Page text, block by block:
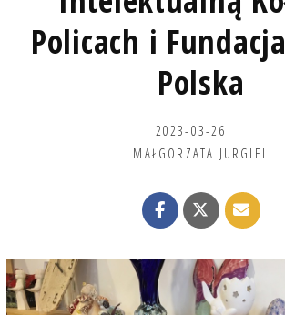
Policach i
Polska
2023-03-26
MAŁGORZATA JURGIEL